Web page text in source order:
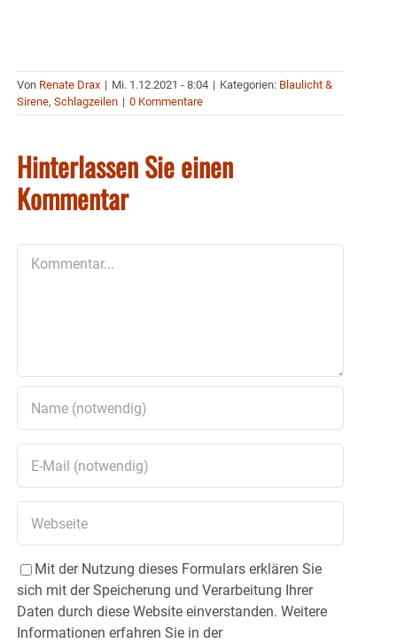
Von Renate Drax | Mi. 1.12.2021 - 8:04 | Kategorien: Blaulicht &
Sirene, Schlagzeilen | 0 Kommentare
Hinterlassen Sie einen
Kommentar
Mit der Nutzung dieses Formulars erklären Sie
sich mit der Speicherung und Verarbeitung Ihrer
Daten durch diese Website einverstanden. Weitere
Informationen erfahren Sie in der